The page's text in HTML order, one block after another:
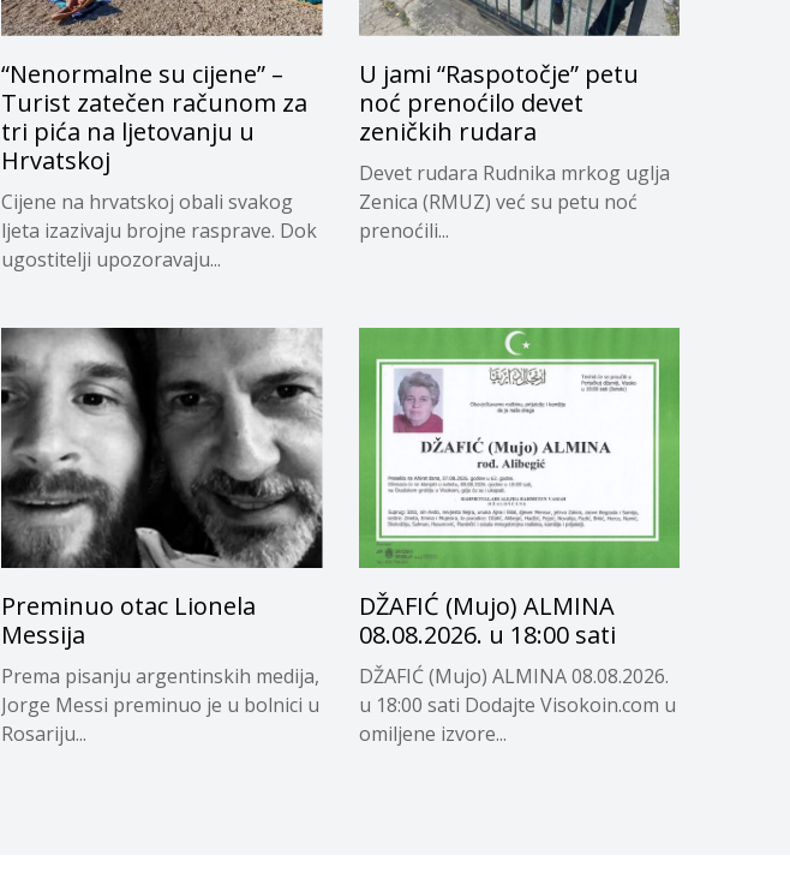
“Nenormalne su cijene” –
Turist zatečen računom za
tri pića na ljetovanju u
Hrvatskoj
Cijene na hrvatskoj obali svakog
ljeta izazivaju brojne rasprave. Dok
ugostitelji upozoravaju...
U jami “Raspotočje” petu
noć prenoćilo devet
zeničkih rudara
Devet rudara Rudnika mrkog uglja
Zenica (RMUZ) već su petu noć
prenoćili...
Preminuo otac Lionela
Messija
Prema pisanju argentinskih medija,
Jorge Messi preminuo je u bolnici u
Rosariju...
DŽAFIĆ (Mujo) ALMINA
08.08.2026. u 18:00 sati
DŽAFIĆ (Mujo) ALMINA 08.08.2026.
u 18:00 sati Dodajte Visokoin.com u
omiljene izvore...